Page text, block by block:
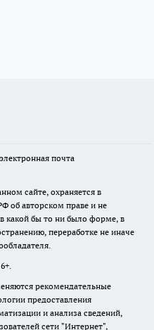
почта
сайте, охраняется в
об авторском праве и не
какой бы то ни было форме, в
переработке не иначе
рекомендательные
предоставления
и анализа сведений,
сети "Интернет",